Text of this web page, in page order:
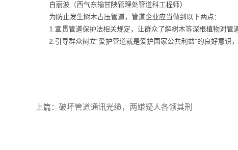
白丽波（西气东输甘陕管理处管道科工程师）
为防止发生树木占压管道，管道企业应当做到以下两点：
1.宣贯管道保护法相关规定，让群众了解树木等深根植物对管
2.引导群众树立“爱护管道就是爱护国家公共利益”的良好意识
上篇： 破坏管道通讯光缆，两嫌疑人各领其刑